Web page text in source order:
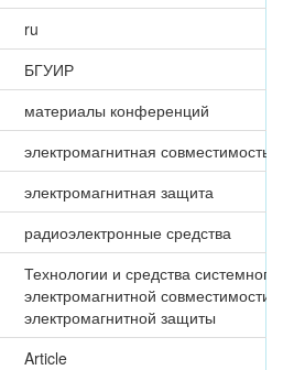
ru
БГУИР
материалы конференций
электромагнитная совместимость
электромагнитная защита
радиоэлектронные средства
Технологии и средства
электромагнитной совместимости и
электромагнитной защиты
Article